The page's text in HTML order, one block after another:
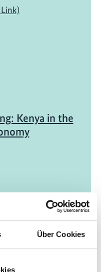
Über Cookies
Kenya in the